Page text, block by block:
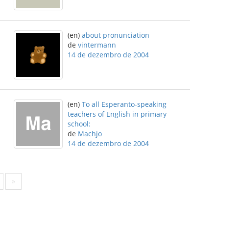
(en) about pronunciation
de vintermann
14 de dezembro de 2004
(en) To all Esperanto-speaking
teachers of English in primary
school:
de Machjo
14 de dezembro de 2004
»